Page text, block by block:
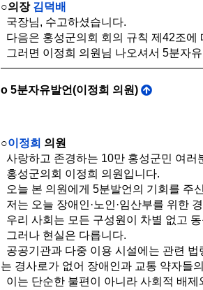
○의장 김덕배
국장님, 수고하셨습니다.
다음은 홍성군의회 회의 규칙 제42조
그러면 이정희 의원님 나오셔서 5분자
o 5분자유발언(이정희 의원)
○이정희 의원
사랑하고 존경하는 10만 홍성군민 여러
홍성군의회 이정희 의원입니다.
오늘 본 의원에게 5분발언의 기회를 주
저는 오늘 장애인·노인·임산부를 위한
우리 사회는 모든 구성원이 차별 없고
그러나 현실은 다릅니다.
공공기관과 다중 이용 시설에는 관련
는 경사로가 없어 장애인과 교통 약자들
이는 단순한 불편이 아니라 사회적 배